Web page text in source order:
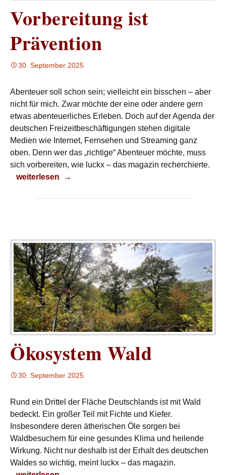
Vorbereitung ist
Prävention
30. September 2025
Abenteuer soll schon sein; vielleicht ein bisschen – aber
nicht für mich. Zwar möchte der eine oder andere gern
etwas abenteuerliches Erleben. Doch auf der Agenda der
deutschen Freizeitbeschäftigungen stehen digitale
Medien wie Internet, Fernsehen und Streaming ganz
oben. Denn wer das „richtige“ Abenteuer möchte, muss
sich vorbereiten, wie luckx – das magazin recherchierte.
Vorbereitung ist Prävention
weiterlesen →
Ökosystem Wald
30. September 2025
Rund ein Drittel der Fläche Deutschlands ist mit Wald
bedeckt. Ein großer Teil mit Fichte und Kiefer.
Insbesondere deren ätherischen Öle sorgen bei
Waldbesuchern für eine gesundes Klima und heilende
Wirkung. Nicht nur deshalb ist der Erhalt des deutschen
Waldes so wichtig, meint luckx – das magazin.